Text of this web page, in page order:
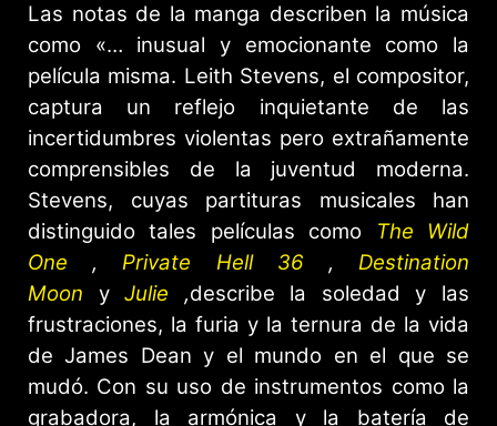
Las notas de la manga describen la música
como «… inusual y emocionante como la
película misma. Leith Stevens, el compositor,
captura un reflejo inquietante de las
incertidumbres violentas pero extrañamente
comprensibles de la juventud moderna.
Stevens, cuyas partituras musicales han
distinguido tales películas como
The Wild
One ,Private Hell 36 ,Destination
Moon yJulie ,describe la soledad y las
frustraciones, la furia y la ternura de la vida
de James Dean y el mundo en el que se
mudó. Con su uso de instrumentos como la
grabadora, la armónica y la batería de